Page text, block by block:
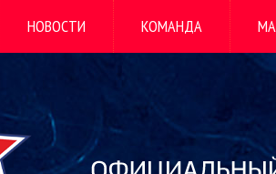
НОВОСТИ КОМАНДА